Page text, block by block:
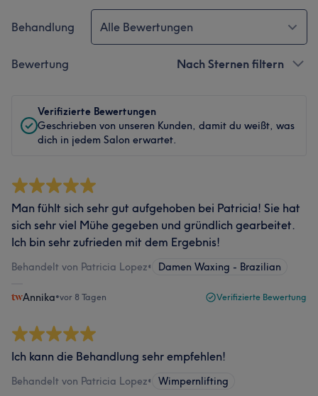
Behandlung Alle Bewertungen
Bewertung Nach Sternen filtern
Verifizierte Bewertungen
Geschrieben von unseren Kunden, damit du weißt, was
dich in jedem Salon erwartet.
Man fühlt sich sehr gut aufgehoben bei Patricia! Sie hat
sich sehr viel Mühe gegeben und gründlich gearbeitet.
Ich bin sehr zufrieden mit dem Ergebnis!
Behandelt von Patricia Lopez• Damen Waxing - Brazilian
Annika•vor 8 Tagen Verifizierte Bewertung
Ich kann die Behandlung sehr empfehlen!
Behandelt von Patricia Lopez• Wimpernlifting